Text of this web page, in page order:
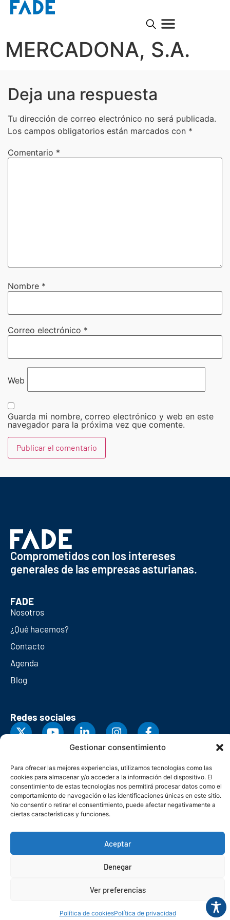
Gestionar consentimiento
Para ofrecer las mejores experiencias, utilizamos tecnologías como las
cookies para almacenar y/o acceder a la información del dispositivo. El
consentimiento de estas tecnologías nos permitirá procesar datos como el
comportamiento de navegación o las identificaciones únicas en este sitio.
No consentir o retirar el consentimiento, puede afectar negativamente a
ciertas características y funciones.
Aceptar
Denegar
Ver preferencias
Política de cookiesPolítica de privacidad
MERCADONA, S.A.
Deja una respuesta
Tu dirección de correo electrónico no será publicada.
Los campos obligatorios están marcados con *
Comentario *
Nombre *
Correo electrónico *
Web
Guarda mi nombre, correo electrónico y web en este
navegador para la próxima vez que comente.
Comprometidos con los intereses
generales de las empresas asturianas.
FADE
Nosotros
¿Qué hacemos?
Contacto
Agenda
Blog
Redes sociales
© Copyright 2026. Federación Asturiana de Empresarios
Política de cookies